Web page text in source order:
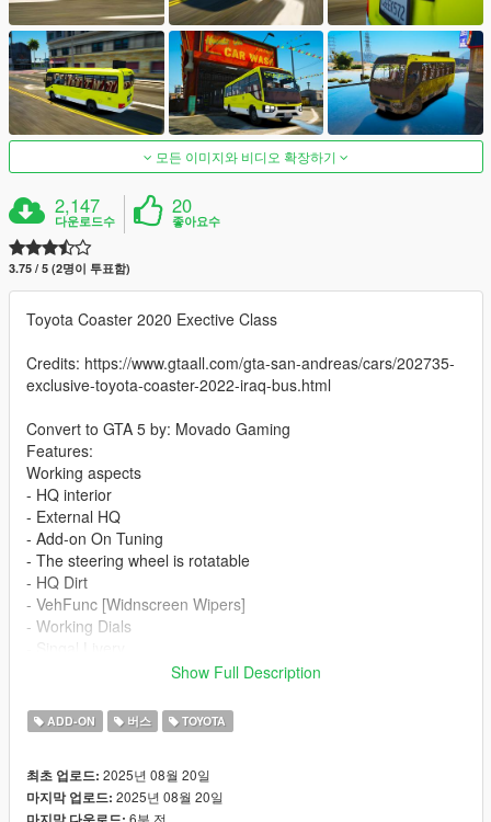
모든 이미지와 비디오 확장하기
2,147
다운로드수
20
좋아요수
3.75 / 5 (2명이 투표함)
Toyota Coaster 2020 Exective Class
Credits: https://www.gtaall.com/gta-san-andreas/cars/202735-
exclusive-toyota-coaster-2022-iraq-bus.html
Convert to GTA 5 by: Movado Gaming
Features:
Working aspects
- HQ interior
- External HQ
- Add-on On Tuning
- The steering wheel is rotatable
- HQ Dirt
- VehFunc [Widnscreen Wipers]
- Working Dials
If you want me to make a custom template for you, contact me
on discord
Installation addon:
Show Full Description
ADD-ON 버스 TOYOTA
최초 업로드: 2025년 08월 20일
마지막 업로드: 2025년 08월 20일
6분 전